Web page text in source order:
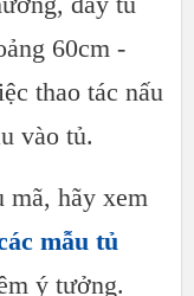
60cm -
thao tác nấu
vào tủ.
mã, hãy xem
mẫu tủ
ý tưởng.